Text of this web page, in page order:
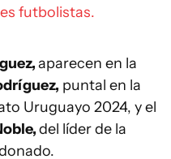
futbolistas.
aparecen en la
puntal en la
Uruguayo 2024, y el
del líder de la